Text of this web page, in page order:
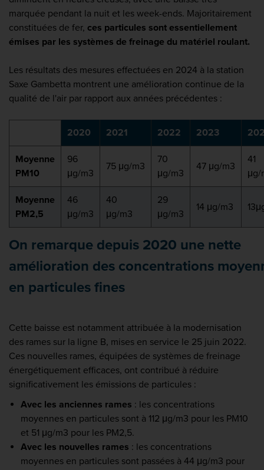
marquée pendant la nuit et les week-ends. Majoritairement
constituées de fer, ces particules sont essentiellement
émises par les systèmes de freinage du matériel roulant.
Les résultats des mesures effectuées en 2024 à la station
Saxe Gambetta montrent une amélioration continue de la
qualité de l'air par rapport aux années précédentes :
On remarque depuis 2020 une nette
amélioration des concentrations
en particules fines
2020 2021 2022 2023
Moyenne
PM10
96
μg/m3
75 μg/m3
70
μg/m3
47 μg/m3
41
μg/
Moyenne
PM2,5
46
μg/m3
40
μg/m3
29
μg/m3
14 μg/m3
Cette baisse est notamment attribuée à la modernisation
des rames sur la ligne B, mises en service le 25 juin 2022.
Ces nouvelles rames, équipées de systèmes de freinage
énergétiquement efficaces, ont contribué à réduire
significativement les émissions de particules :
Avec les anciennes rames : les concentrations
moyennes en particules sont à 112 μg/m3 pour les PM10
et 51 μg/m3 pour les PM2,5.
Avec les nouvelles rames : les concentrations
moyennes en particules sont passées à 44 μg/m3 pour